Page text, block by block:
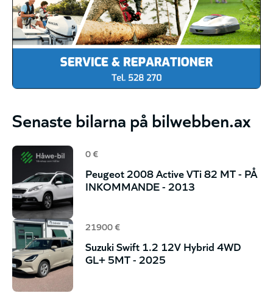
Senaste bilarna på bilwebben.ax
0 €
Peugeot 2008 Active VTi 82 MT - PÅ
INKOMMANDE - 2013
21900 €
Suzuki Swift 1.2 12V Hybrid 4WD
GL+ 5MT - 2025